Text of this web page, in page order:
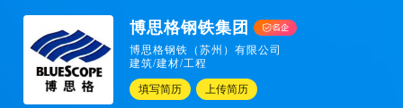
博思格钢铁集团
博思格钢铁（苏州）有限公司
建筑/建材/工程
填写简历 上传简历